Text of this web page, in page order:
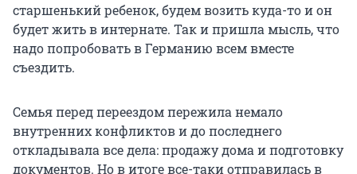
старшенький ребенок, будем возить куда-то и он
будет жить в интернате. Так и пришла мысль, что
надо попробовать в Германию всем вместе
съездить.
Семья перед переездом пережила немало
внутренних конфликтов и до последнего
откладывала все дела: продажу дома и подготовку
документов. Но в итоге все-таки отправилась в